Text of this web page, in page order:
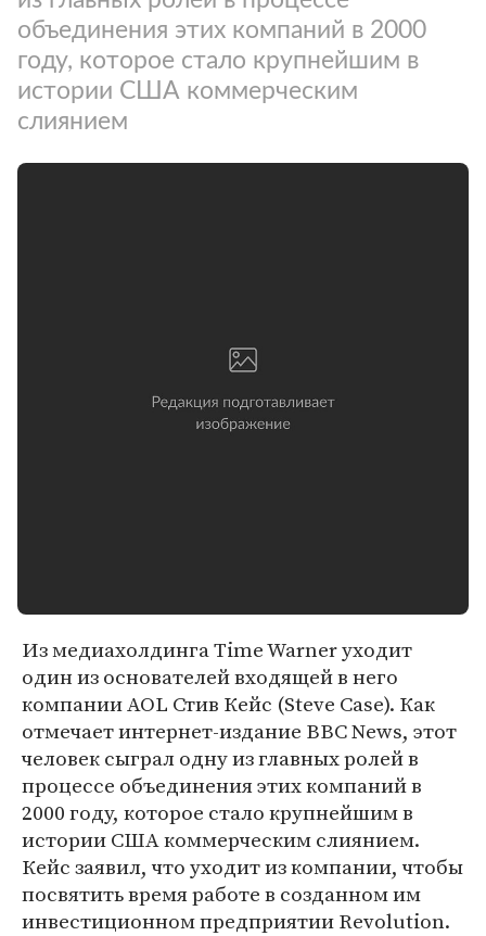
объединения этих компаний в 2000
году, которое стало крупнейшим в
истории США коммерческим
слиянием
Из медиахолдинга Time Warner уходит
один из основателей входящей в него
компании AOL Стив Кейс (Steve Case). Как
отмечает интернет-издание BBC News, этот
человек сыграл одну из главных ролей в
процессе объединения этих компаний в
2000 году, которое стало крупнейшим в
истории США коммерческим слиянием.
Кейс заявил, что уходит из компании, чтобы
посвятить время работе в созданном им
инвестиционном предприятии Revolution.